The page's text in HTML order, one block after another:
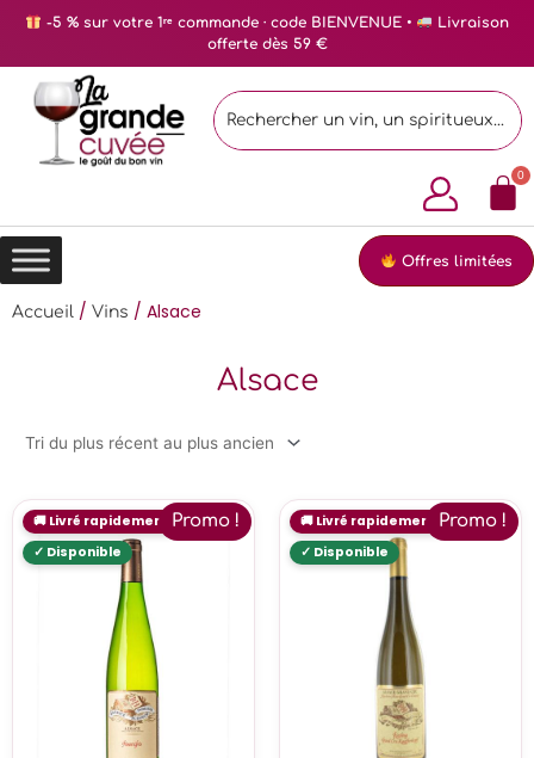
-5 % sur votre 1ʳᵉ commande · code BIENVENUE •
Livraison
offerte dès 59 €
Offres limitées
Accueil / Vins / Alsace
Alsace
Promo ! Promo !